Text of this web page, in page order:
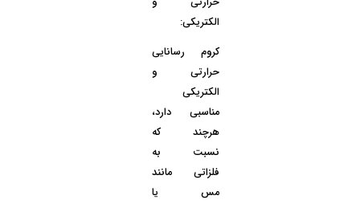
الکتریکی:
کروم رسانایی
حرارتی و
الکتریکی
مناسبی دارد،
هرچند که
نسبت به
فلزاتی مانند
مس یا